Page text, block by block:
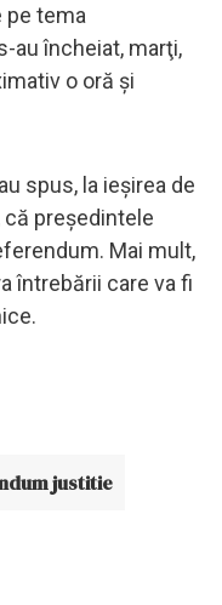
pe tema
au încheiat, marţi,
o oră şi
spus, la ieșirea de
președintele
Mai mult,
întrebării care va fi
justitie